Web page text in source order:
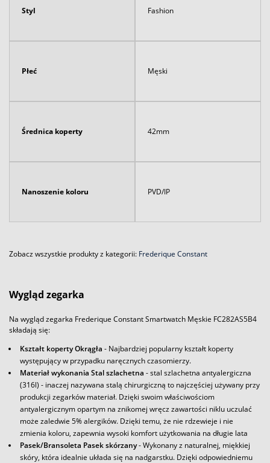
Styl Fashion
Płeć Męski
Średnica koperty 42mm
Nanoszenie koloru PVD/IP
Zobacz wszystkie produkty z kategorii: Frederique Constant
Wygląd zegarka
Na wygląd zegarka Frederique Constant Smartwatch Męskie FC282AS5B4
składają się:
Kształt koperty Okrągła - Najbardziej popularny kształt koperty
występujący w przypadku naręcznych czasomierzy.
Materiał wykonania Stal szlachetna - stal szlachetna antyalergiczna
(316l) - inaczej nazywana stalą chirurgiczną to najczęściej używany przy
produkcji zegarków materiał. Dzięki swoim właściwościom
antyalergicznym opartym na znikomej wręcz zawartości niklu uczulać
może zaledwie 5% alergików. Dzięki temu, że nie rdzewieje i nie
zmienia koloru, zapewnia wysoki komfort użytkowania na długie lata
Pasek/Bransoleta Pasek skórzany- Wykonany z naturalnej, miękkiej
skóry, która idealnie układa się na nadgarstku. Dzięki odpowiedniemu